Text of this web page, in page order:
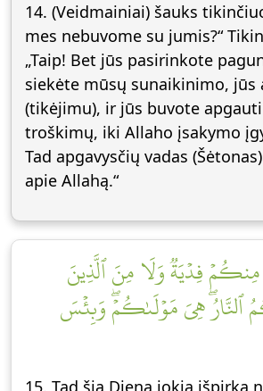
14. (Veidmainiai) šauks
mes nebuvome su jumis?“
„Taip! Bet jūs pasirinkote
siekėte mūsų sunaikinimo, jūs
(tikėjimu), ir jūs buvote
troškimų, iki Allaho įsakymo
Tad apgavysčių vadas
apie Allahą.“
مِنكُمۡ فِدۡيَةٞ وَلَا مِنَ ٱلَّذِينَ
ٱلنَّارُۖ هِيَ مَوۡلَىٰكُمۡۖ وَبِئۡسَ
15. Tad šią Dieną jokia išpirka